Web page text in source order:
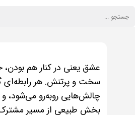
عشق یعنی در کنار هم
سخت و پرتنش. هر رابطه‌ای
چالش‌هایی روبه‌رو می‌شود،
بخش طبیعی از مسیر